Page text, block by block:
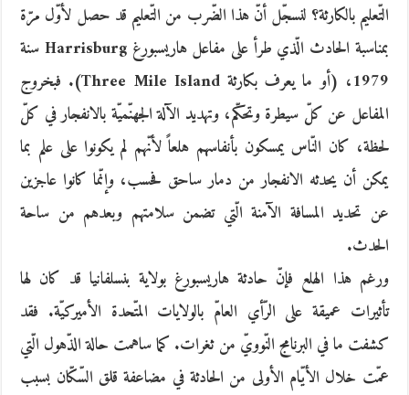
التّعليم بالكارثة؟ لنسجّل أنّ هذا الضّرب من التّعليم قد حصل لأوّل مرّة
بمناسبة الحادث الّذي طرأ على مفاعل هاريسبورغ Harrisburg سنة
1979، (أو ما يعرف بكارثة Three Mile Island). فبخروج
المفاعل عن كلّ سيطرة وتحكّم، وتهديد الآلة الجهنّميّة بالانفجار في كلّ
لحظة، كان النّاس يمسكون بأنفاسهم هلعاً لأنّهم لم يكونوا على علم بما
يمكن أن يحدثه الانفجار من دمار ساحق فحسب، وإنّما كانوا عاجزين
عن تحديد المسافة الآمنة الّتي تضمن سلامتهم وبعدهم من ساحة
الحدث.
ورغم هذا الهلع فإنّ حادثة هاريسبورغ بولاية بنسلفانيا قد كان لها
تأثيرات عميقة على الرّأي العامّ بالولايات المتّحدة الأميركيّة. فقد
كشفت ما في البرنامج النّوويّ من ثغرات. كما ساهمت حالة الذّهول الّتي
عمّت خلال الأيّام الأولى من الحادثة في مضاعفة قلق السّكّان بسبب